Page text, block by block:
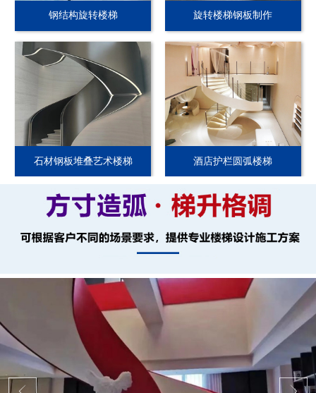
钢结构旋转楼梯 旋转楼梯钢板制作
石材钢板堆叠艺术楼梯 酒店护栏圆弧楼梯